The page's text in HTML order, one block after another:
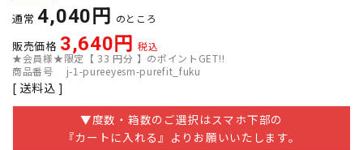
通常 4,040 のところ
販売価格 3,640
税込
★会員様★限定【 33 円分 】のポイントGET!!
商品番号
j-1-pureeyesm-purefit_fuku
送料込
▼度数・箱数のご選択はスマホ下部の
『カートに入れる』よりお願いいたします。